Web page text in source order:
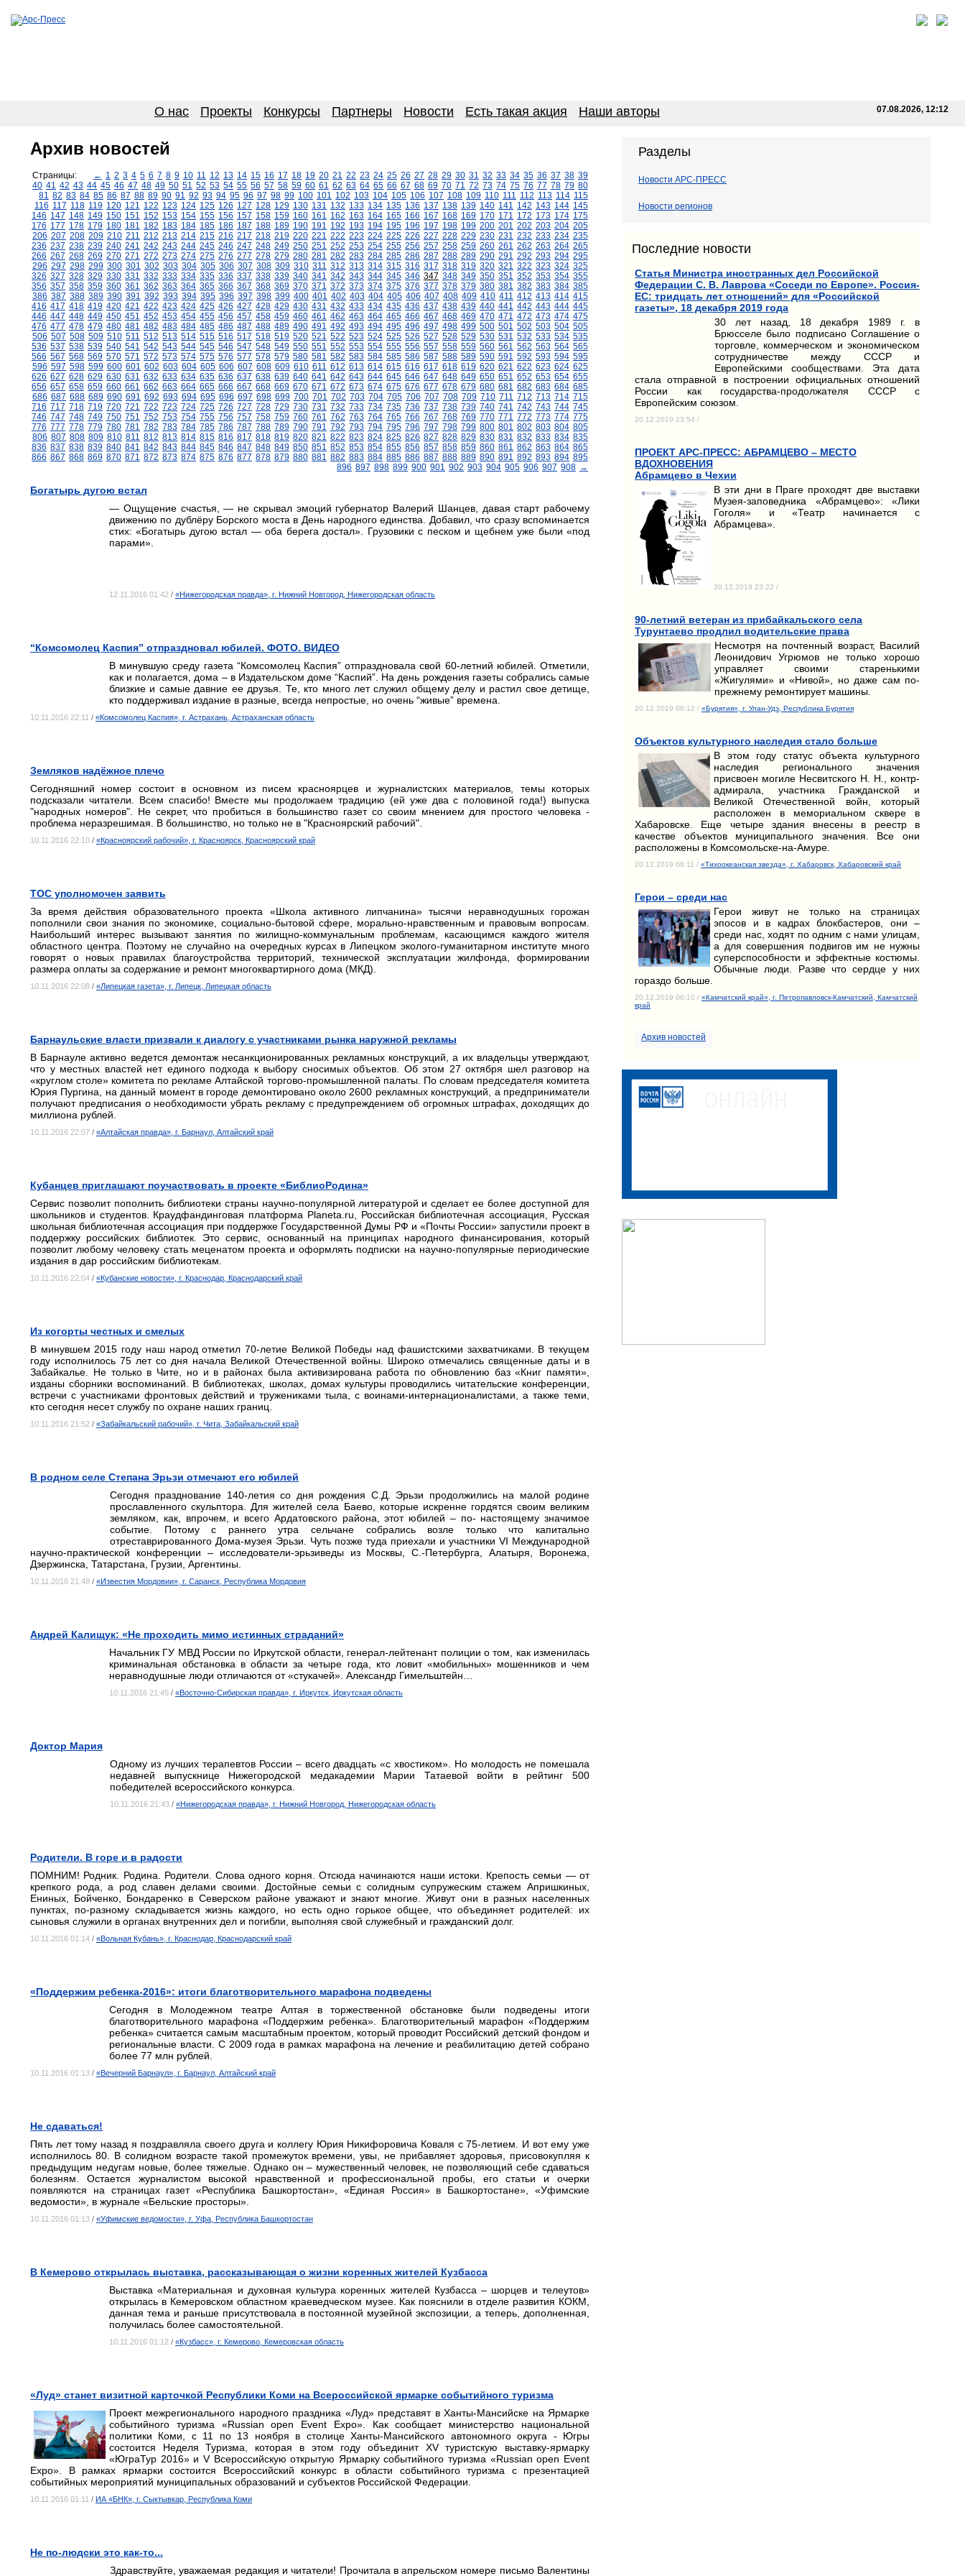
О нас Проекты Конкурсы Партнеры Новости Есть такая акция Наши авторы 07.08.2026, 12:12
Архив новостей
Страницы: ← 1 2 3 4 5 6 7 8 9 10 11 12 13 14 15 16 17 18 19 20 21 22 23 24 25 26 27 28 29 30 31 32 33 34 35 36 37 38 39
40 41 42 43 44 45 46 47 48 49 50 51 52 53 54 55 56 57 58 59 60 61 62 63 64 65 66 67 68 69 70 71 72 73 74 75 76 77 78 79 80
81 82 83 84 85 86 87 88 89 90 91 92 93 94 95 96 97 98 99 100 101 102 103 104 105 106 107 108 109 110 111 112 113 114 115
116 117 118 119 120 121 122 123 124 125 126 127 128 129 130 131 132 133 134 135 136 137 138 139 140 141 142 143 144 145
146 147 148 149 150 151 152 153 154 155 156 157 158 159 160 161 162 163 164 165 166 167 168 169 170 171 172 173 174 175
176 177 178 179 180 181 182 183 184 185 186 187 188 189 190 191 192 193 194 195 196 197 198 199 200 201 202 203 204 205
206 207 208 209 210 211 212 213 214 215 216 217 218 219 220 221 222 223 224 225 226 227 228 229 230 231 232 233 234 235
236 237 238 239 240 241 242 243 244 245 246 247 248 249 250 251 252 253 254 255 256 257 258 259 260 261 262 263 264 265
266 267 268 269 270 271 272 273 274 275 276 277 278 279 280 281 282 283 284 285 286 287 288 289 290 291 292 293 294 295
296 297 298 299 300 301 302 303 304 305 306 307 308 309 310 311 312 313 314 315 316 317 318 319 320 321 322 323 324 325
326 327 328 329 330 331 332 333 334 335 336 337 338 339 340 341 342 343 344 345 346 347 348 349 350 351 352 353 354 355
356 357 358 359 360 361 362 363 364 365 366 367 368 369 370 371 372 373 374 375 376 377 378 379 380 381 382 383 384 385
386 387 388 389 390 391 392 393 394 395 396 397 398 399 400 401 402 403 404 405 406 407 408 409 410 411 412 413 414 415
416 417 418 419 420 421 422 423 424 425 426 427 428 429 430 431 432 433 434 435 436 437 438 439 440 441 442 443 444 445
446 447 448 449 450 451 452 453 454 455 456 457 458 459 460 461 462 463 464 465 466 467 468 469 470 471 472 473 474 475
476 477 478 479 480 481 482 483 484 485 486 487 488 489 490 491 492 493 494 495 496 497 498 499 500 501 502 503 504 505
506 507 508 509 510 511 512 513 514 515 516 517 518 519 520 521 522 523 524 525 526 527 528 529 530 531 532 533 534 535
536 537 538 539 540 541 542 543 544 545 546 547 548 549 550 551 552 553 554 555 556 557 558 559 560 561 562 563 564 565
566 567 568 569 570 571 572 573 574 575 576 577 578 579 580 581 582 583 584 585 586 587 588 589 590 591 592 593 594 595
596 597 598 599 600 601 602 603 604 605 606 607 608 609 610 611 612 613 614 615 616 617 618 619 620 621 622 623 624 625
626 627 628 629 630 631 632 633 634 635 636 637 638 639 640 641 642 643 644 645 646 647 648 649 650 651 652 653 654 655
656 657 658 659 660 661 662 663 664 665 666 667 668 669 670 671 672 673 674 675 676 677 678 679 680 681 682 683 684 685
686 687 688 689 690 691 692 693 694 695 696 697 698 699 700 701 702 703 704 705 706 707 708 709 710 711 712 713 714 715
716 717 718 719 720 721 722 723 724 725 726 727 728 729 730 731 732 733 734 735 736 737 738 739 740 741 742 743 744 745
746 747 748 749 750 751 752 753 754 755 756 757 758 759 760 761 762 763 764 765 766 767 768 769 770 771 772 773 774 775
776 777 778 779 780 781 782 783 784 785 786 787 788 789 790 791 792 793 794 795 796 797 798 799 800 801 802 803 804 805
806 807 808 809 810 811 812 813 814 815 816 817 818 819 820 821 822 823 824 825 826 827 828 829 830 831 832 833 834 835
836 837 838 839 840 841 842 843 844 845 846 847 848 849 850 851 852 853 854 855 856 857 858 859 860 861 862 863 864 865
866 867 868 869 870 871 872 873 874 875 876 877 878 879 880 881 882 883 884 885 886 887 888 889 890 891 892 893 894 895
896 897 898 899 900 901 902 903 904 905 906 907 908 →
Богатырь дугою встал
— Ощущение счастья, — не скрывал эмоций губернатор Валерий Шанцев, давая старт рабочему
движению по дублёру Борского моста в День народного единства. Добавил, что сразу вспоминается
стих: «Богатырь дугою встал — оба берега достал». Грузовики с песком и щебнем уже были «под
парами».
12.11.2016 01:42 / «Нижегородская правда», г. Нижний Новгород, Нижегородская область
“Комсомолец Каспия” отпраздновал юбилей. ФОТО. ВИДЕО
В минувшую среду газета “Комсомолец Каспия” отпраздновала свой 60-летний юбилей. Отметили,
как и полагается, дома – в Издательском доме “Каспий”. На день рождения газеты собрались самые
близкие и самые давние ее друзья. Те, кто много лет служил общему делу и растил свое детище,
кто поддерживал издание в разные, всегда непростые, но очень “живые” времена.
10.11.2016 22:11 / «Комсомолец Каспия», г. Астрахань, Астраханская область
Земляков надёжное плечо
Сегодняшний номер состоит в основном из писем красноярцев и журналистских материалов, темы которых
подсказали читатели. Всем спасибо! Вместе мы продолжаем традицию (ей уже два с половиной года!) выпуска
"народных номеров". Не секрет, что пробиться в большинство газет со своим мнением для простого человека -
проблема неразрешимая. В большинство, но только не в "Красноярский рабочий".
10.11.2016 22:10 / «Красноярский рабочий», г. Красноярск, Красноярский край
ТОС уполномочен заявить
За время действия образовательного проекта «Школа активного липчанина» тысячи неравнодушных горожан
пополнили свои знания по экономике, социально-бытовой сфере, морально-нравственным и правовым вопросам.
Наибольший интерес вызывают занятия по жилищно-коммунальным проблемам, касающимся каждого жителя
областного центра. Поэтому не случайно на очередных курсах в Липецком эколого-гуманитарном институте много
говорят о новых правилах благоустройства территорий, технической эксплуатации жилфонда, формировании
размера оплаты за содержание и ремонт многоквартирного дома (МКД).
10.11.2016 22:08 / «Липецкая газета», г. Липецк, Липецкая область
Барнаульские власти призвали к диалогу с участниками рынка наружной рекламы
В Барнауле активно ведется демонтаж несанкционированных рекламных конструкций, а их владельцы утверждают,
что у местных властей нет единого подхода к выбору сносимых объектов. Об этом 27 октября шел разговор на
«круглом столе» комитета по рекламе Алтайской торгово-промышленной палаты. По словам председателя комитета
Юрия Пургина, на данный момент в городе демонтировано около 2600 рекламных конструкций, а предприниматели
получают предписания о необходимости убрать рекламу с предупреждением об огромных штрафах, доходящих до
миллиона рублей.
10.11.2016 22:07 / «Алтайская правда», г. Барнаул, Алтайский край
Кубанцев приглашают поучаствовать в проекте «БиблиоРодина»
Сервис позволит пополнить библиотеки страны научно-популярной литературой и сделает ее более доступной для
школьников и студентов. Краудфандинговая платформа Planeta.ru, Российская библиотечная ассоциация, Русская
школьная библиотечная ассоциация при поддержке Государственной Думы РФ и «Почты России» запустили проект в
поддержку российских библиотек. Это сервис, основанный на принципах народного финансирования, который
позволит любому человеку стать меценатом проекта и оформлять подписки на научно-популярные периодические
издания в дар российским библиотекам.
10.11.2016 22:04 / «Кубанские новости», г. Краснодар, Краснодарский край
Из когорты честных и смелых
В минувшем 2015 году наш народ отметил 70-летие Великой Победы над фашистскими захватчиками. В текущем
году исполнилось 75 лет со дня начала Великой Отечественной войны. Широко отмечались священные даты и в
Забайкалье. Не только в Чите, но и в районах была активизирована работа по обновлению баз «Книг памяти»,
изданы сборники воспоминаний. В библиотеках, школах, домах культуры проводились читательские конференции,
встречи с участниками фронтовых действий и тружениками тыла, с воинами-интернационалистами, а также теми,
кто сегодня несет службу по охране наших границ.
10.11.2016 21:52 / «Забайкальский рабочий», г. Чита, Забайкальский край
В родном селе Степана Эрьзи отмечают его юбилей
Сегодня празднование 140-летия со дня рождения С.Д. Эрьзи продолжились на малой родине
прославленного скульптора. Для жителей села Баево, которые искренне гордятся своим великим
земляком, как, впрочем, и всего Ардатовского района, этот юбилей – по- настоящему значимое
событие. Потому с раннего утра сельчане собрались возле только что капитально
отреставрированного Дома-музея Эрьзи. Чуть позже туда приехали и участники VI Международной
научно-практической конференции – исследователи-эрьзиведы из Москвы, С.-Петербурга, Алатыря, Воронежа,
Дзержинска, Татарстана, Грузии, Аргентины.
10.11.2016 21:48 / «Известия Мордовии», г. Саранск, Республика Мордовия
Андрей Калищук: «Не проходить мимо истинных страданий»
Начальник ГУ МВД России по Иркутской области, генерал-лейтенант полиции о том, как изменилась
криминальная обстановка в области за четыре года, кто ловит «мобильных» мошенников и чем
неравнодушные люди отличаются от «стукачей». Александр Гимельштейн…
10.11.2016 21:45 / «Восточно-Сибирская правда», г. Иркутск, Иркутская область
Доктор Мария
Одному из лучших терапевтов России – всего двадцать «с хвостиком». Но молодость не помешала
недавней выпускнице Нижегородской медакадемии Марии Татаевой войти в рейтинг 500
победителей всероссийского конкурса.
10.11.2016 21:43 / «Нижегородская правда», г. Нижний Новгород, Нижегородская область
Родители. В горе и в радости
ПОМНИМ! Родник. Родина. Родители. Слова одного корня. Отсюда начинаются наши истоки. Крепость семьи — от
крепкого рода, а род славен делами своими. Достойные семьи с солидным супружеским стажем Апришкиных,
Ениных, Бойченко, Бондаренко в Северском районе уважают и знают многие. Живут они в разных населенных
пунктах, по-разному складывается жизнь каждого, но есть одно горькое общее, что объединяет родителей: их
сыновья служили в органах внутренних дел и погибли, выполняя свой служебный и гражданский долг.
10.11.2016 01:14 / «Вольная Кубань», г. Краснодар, Краснодарский край
«Поддержим ребенка-2016»: итоги благотворительного марафона подведены
Сегодня в Молодежном театре Алтая в торжественной обстановке были подведены итоги
благотворительного марафона «Поддержим ребенка». Благотворительный марафон «Поддержим
ребенка» считается самым масштабным проектом, который проводит Российский детский фондом и
региональные власти. С 2009 года в рамках марафона на лечение и реабилитацию детей собрано
более 77 млн рублей.
10.11.2016 01:13 / «Вечерний Барнаул», г. Барнаул, Алтайский край
Не сдаваться!
Пять лет тому назад я поздравляла своего друга и коллегу Юрия Никифоровича Коваля с 75-летием. И вот ему уже
исполнилось 80. В солидном возрасте такой промежуток времени, увы, не прибавляет здоровья, присовокупляя к
предыдущим недугам новые, более тяжелые. Однако он – мужественный человек, не позволяющий себе сдаваться
болезням. Остается журналистом высокой нравственной и профессиональной пробы, его статьи и очерки
появляются на страницах газет «Республика Башкортостан», «Единая Россия» в Башкортостане», «Уфимские
ведомости», в журнале «Бельские просторы».
10.11.2016 01:13 / «Уфимские ведомости», г. Уфа, Республика Башкортостан
В Кемерово открылась выставка, рассказывающая о жизни коренных жителей Кузбасса
Выставка «Материальная и духовная культура коренных жителей Кузбасса – шорцев и телеутов»
открылась в Кемеровском областном краеведческом музее. Как пояснили в отделе развития КОКМ,
данная тема и раньше присутствовала в постоянной музейной экспозиции, а теперь, дополненная,
получилась более самостоятельной.
10.11.2016 01:12 / «Кузбасс», г. Кемерово, Кемеровская область
«Луд» станет визитной карточкой Республики Коми на Всероссийской ярмарке событийного туризма
Проект межрегионального народного праздника «Луд» представят в Ханты-Мансийске на Ярмарке
событийного туризма «Russian open Event Expo». Как сообщает министерство национальной
политики Коми, с 11 по 13 ноября в столице Ханты-Мансийского автономного округа - Югры
состоится Неделя Туризма, которая в этом году объединит XV туристскую выставку-ярмарку
«ЮграТур 2016» и V Всероссийскую открытую Ярмарку событийного туризма «Russian open Event
Expo». В рамках ярмарки состоится Всероссийский конкурс в области событийного туризма с презентацией
событийных мероприятий муниципальных образований и субъектов Российской Федерации.
10.11.2016 01:11 / ИА «БНК», г. Сыктывкар, Республика Коми
Не по-людски это как-то...
Здравствуйте, уважаемая редакция и читатели! Прочитала в апрельском номере письмо Валентины
Разделы
Новости АРС-ПРЕСС
Новости регионов
Последние новости
Статья Министра иностранных дел Российской
Федерации С. В. Лаврова «Соседи по Европе». Россия-
ЕС: тридцать лет отношений» для «Российской
газеты», 18 декабря 2019 года
30 лет назад, 18 декабря 1989 г. в
Брюсселе было подписано Соглашение о
торговле, коммерческом и экономическом
сотрудничестве между СССР и
Европейскими сообществами. Эта дата
стала отправной в построении официальных отношений
России как государства-продолжателя СССР с
Европейским союзом.
20.12.2019 23:54 /
ПРОЕКТ АРС-ПРЕСС: АБРАМЦЕВО – МЕСТО
ВДОХНОВЕНИЯ
Абрамцево в Чехии
В эти дни в Праге проходят две выставки
Музея-заповедника «Абрамцево»: «Лики
Гоголя» и «Театр начинается с
Абрамцева».
20.12.2019 23:22 /
90-летний ветеран из прибайкальского села
Турунтаево продлил водительские права
Несмотря на почтенный возраст, Василий
Леонидович Угрюмов не только хорошо
управляет своими старенькими
«Жигулями» и «Нивой», но даже сам по-
прежнему ремонтирует машины.
20.12.2019 06:12 / «Бурятия», г. Улан-Удэ, Республика Бурятия
Объектов культурного наследия стало больше
В этом году статус объекта культурного
наследия регионального значения
присвоен могиле Несвитского Н. Н., контр-
адмирала, участника Гражданской и
Великой Отечественной войн, который
расположен в мемориальном сквере в
Хабаровске. Еще четыре здания внесены в реестр в
качестве объектов муниципального значения. Все они
расположены в Комсомольске-на-Амуре.
20.12.2019 06:11 / «Тихоокеанская звезда», г. Хабаровск, Хабаровский край
Герои – среди нас
Герои живут не только на страницах
эпосов и в кадрах блокбастеров, они –
среди нас, ходят по одним с нами улицам,
а для совершения подвигов им не нужны
суперспособности и эффектные костюмы.
Обычные люди. Разве что сердце у них
гораздо больше.
20.12.2019 06:10 / «Камчатский край», г. Петропавловск-Камчатский, Камчатский
край
Архив новостей